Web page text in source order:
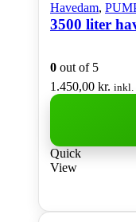
Havedam,
3500 liter
0 out of 5
1.450,00 kr. inkl.
Quick
View